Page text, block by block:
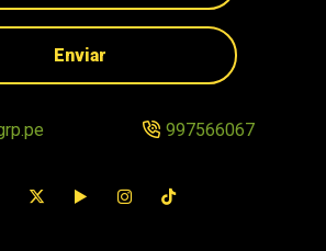
Enviar
997566067